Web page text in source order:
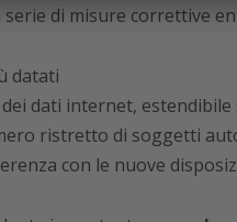
di misure correttive
datati
dati internet,
ristretto di soggetti
con le nuove